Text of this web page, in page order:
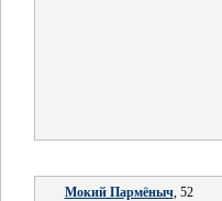
Мокий Пармёныч, 52